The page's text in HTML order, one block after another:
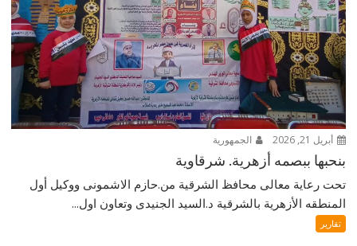
أبريل 21, 2026 الجمهورية
بنحبها ببصمه أزهرية. شرقاوية
تحت رعاية معالى محافظ الشرقية من.حازم الاشمونى ووكيل أول
المنطقه الأزهرية بالشرقية د.السيد الجنيدى وتعاون اول...
تقارير